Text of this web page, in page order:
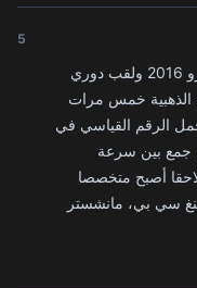
5
قاد كريستيانو رونالدو البرتغال إلى بطولة يورو 2016 ولقب دوري
بجائزة الكرة الذهبية خمس مرات
الرقم القياسي في
جمع بين سرعة
أصبح متخصصا
سي بي، مانشستر